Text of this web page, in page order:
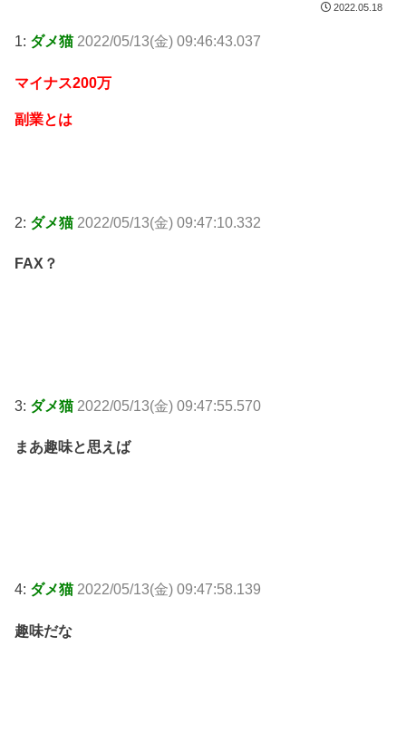
2022.05.18
1: ダメ猫 2022/05/13(金) 09:46:43.037
マイナス200万
副業とは
2: ダメ猫 2022/05/13(金) 09:47:10.332
FAX？
3: ダメ猫 2022/05/13(金) 09:47:55.570
まあ趣味と思えば
4: ダメ猫 2022/05/13(金) 09:47:58.139
趣味だな